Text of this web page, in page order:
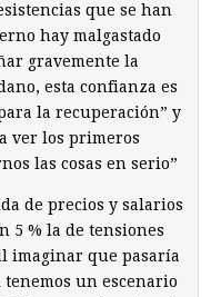
que se han
hay malgastado
gravemente la
esta confianza es
la recuperación” y
ver los primeros
las cosas en serio”
de precios y salarios
5 % la de tensiones
imaginar que pasaría
tenemos un escenario